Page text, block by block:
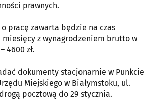
prawnych.
pracę zawarta będzie na czas
miesięcy z wynagrodzeniem brutto w
4600 zł.
dokumenty stacjonarnie w Punkcie
Miejskiego w Białymstoku, ul.
pocztową do 29 stycznia.